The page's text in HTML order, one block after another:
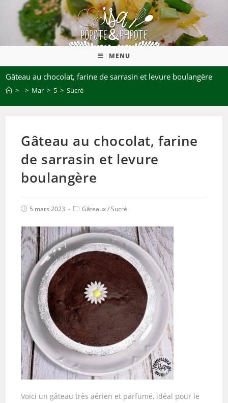
MENU
Gâteau au chocolat, farine de sarrasin et levure boulangère
> > Mar > 5 > Sucré
Gâteau au chocolat, farine
de sarrasin et levure
boulangère
5 mars 2023 Gâteaux/Sucré
Voici un gâteau très aérien et parfumé, idéal pour le